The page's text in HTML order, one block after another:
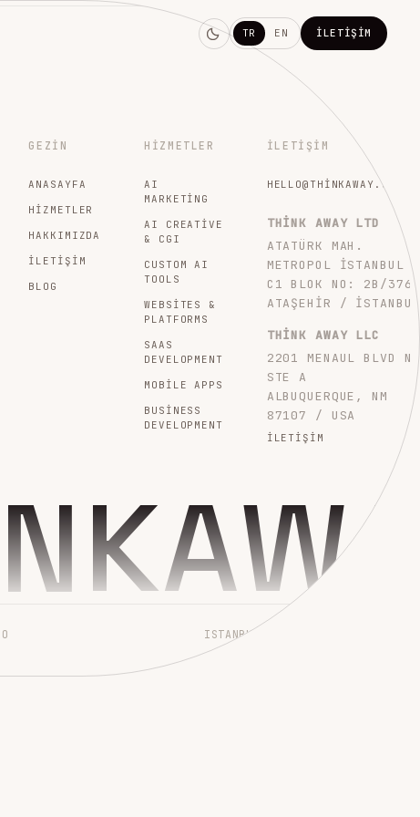
TR EN İLETIŞIM
GEZIN
ANASAYFA
HIZMETLER
HAKKIMIZDA
İLETIŞIM
BLOG
HIZMETLER
AI
MARKETING
AI CREATIVE
& CGI
CUSTOM AI
TOOLS
WEBSITES &
PLATFORMS
SAAS
DEVELOPMENT
MOBILE APPS
BUSINESS
DEVELOPMENT
İLETIŞIM
THINK AWAY LTD
ATATÜRK MAH.
METROPOL İSTANBUL
C1 BLOK NO: 2B/376
ATAŞEHIR / İSTANBUL
THINK AWAY LLC
2201 MENAUL BLVD NE
STE A
ALBUQUERQUE, NM
87107 / USA
İLETIŞIM
ISTANBUL → WORLDWIDE